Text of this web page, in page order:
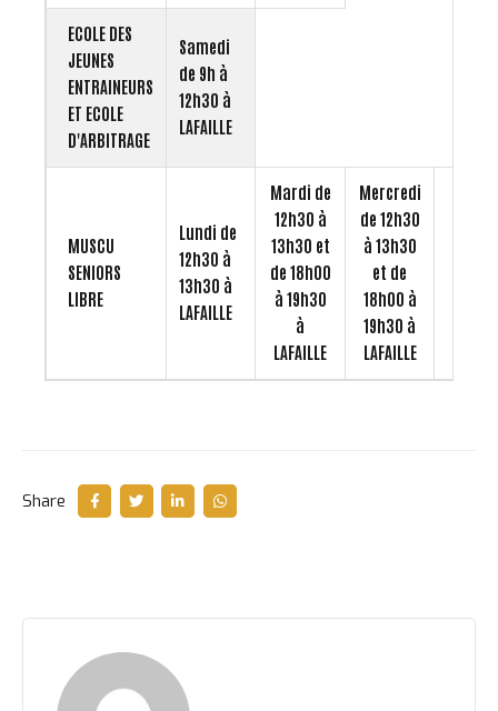
ECOLE DES
JEUNES
ENTRAINEURS
ET ECOLE
D'ARBITRAGE
Samedi
de 9h à
12h30 à
LAFAILLE
MUSCU
SENIORS
LIBRE
Lundi de
12h30 à
13h30 à
LAFAILLE
Mardi de
12h30 à
13h30 et
de 18h00
à 19h30
à
LAFAILLE
Mercredi
de 12h30
à 13h30
et de
18h00 à
19h30 à
LAFAILLE
Share